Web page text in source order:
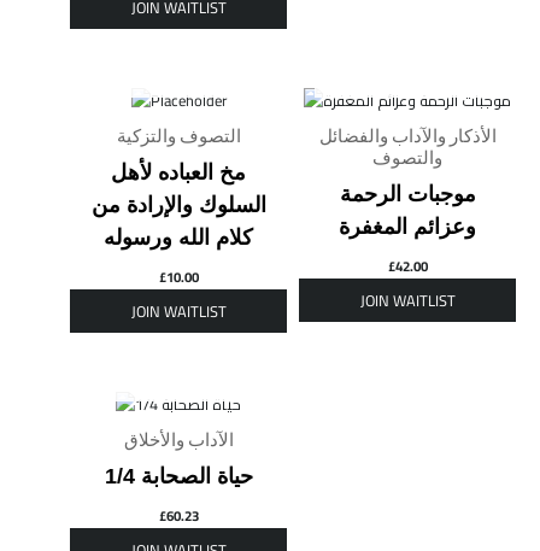
التصوف والتزكية
مخ العباده لأهل
السلوك والإرادة من
كلام الله ورسوله
£10.00
الأذكار والآداب والفضائل
والتصوف
موجبات الرحمة
وعزائم المغفرة
£42.00
الآداب والأخلاق
حياة الصحابة 1/4
£60.23